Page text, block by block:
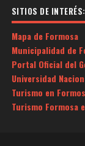
SITIOS DE INTERÉS:
Mapa de Formosa
Municipalidad de
Portal Oficial del
Universidad
Turismo en
Turismo Formosa